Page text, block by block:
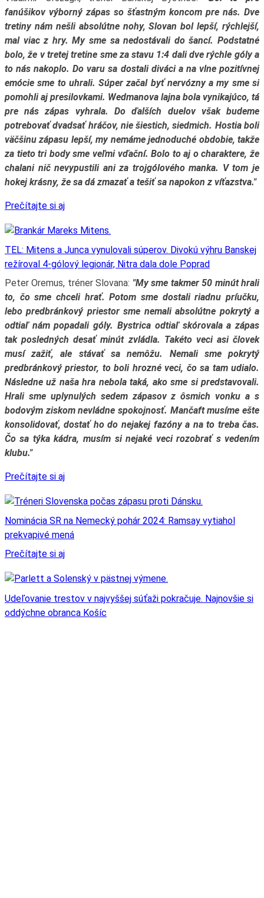
fanúšikov výborný zápas so šťastným koncom pre nás. Dve
tretiny nám nešli absolútne nohy, Slovan bol lepší, rýchlejší,
mal viac z hry. My sme sa nedostávali do šancí. Podstatné
bolo, že v tretej tretine sme za stavu 1:4 dali dve rýchle góly a
to nás nakoplo. Do varu sa dostali diváci a na vlne pozitívnej
emócie sme to uhrali. Súper začal byť nervózny a my sme si
pomohli aj presilovkami. Wedmanova lajna bola vynikajúco, tá
pre nás zápas vyhrala. Do ďalších duelov však budeme
potrebovať dvadsať hráčov, nie šiestich, siedmich. Hostia boli
väčšinu zápasu lepší, my nemáme jednoduché obdobie, takže
za tieto tri body sme veľmi vďační. Bolo to aj o charaktere, že
chalani nič nevypustili ani za trojgólového manka. V tom je
hokej krásny, že sa dá zmazať a tešiť sa napokon z víťazstva."
Prečítajte si aj
TEL: Mitens a Junca vynulovali súperov. Divokú výhru Banskej
režíroval 4-gólový legionár, Nitra dala dole Poprad
Peter Oremus, tréner Slovana: "My sme takmer 50 minút hrali
to, čo sme chceli hrať. Potom sme dostali riadnu príučku,
lebo predbránkový priestor sme nemali absolútne pokrytý a
odtiaľ nám popadali góly. Bystrica odtiaľ skórovala a zápas
tak posledných desať minút zvládla. Takéto veci asi človek
musí zažiť, ale stávať sa nemôžu. Nemali sme pokrytý
predbránkový priestor, to boli hrozné veci, čo sa tam udialo.
Následne už naša hra nebola taká, ako sme si predstavovali.
Hrali sme uplynulých sedem zápasov z ôsmich vonku a s
bodovým ziskom nevládne spokojnosť. Mančaft musíme ešte
konsolidovať, dostať ho do nejakej fazóny a na to treba čas.
Čo sa týka kádra, musím si nejaké veci rozobrať s vedením
klubu."
Prečítajte si aj
Nominácia SR na Nemecký pohár 2024: Ramsay vytiahol
prekvapivé mená
Prečítajte si aj
Udeľovanie trestov v najvyššej súťaži pokračuje. Najnovšie si
oddýchne obranca Košíc